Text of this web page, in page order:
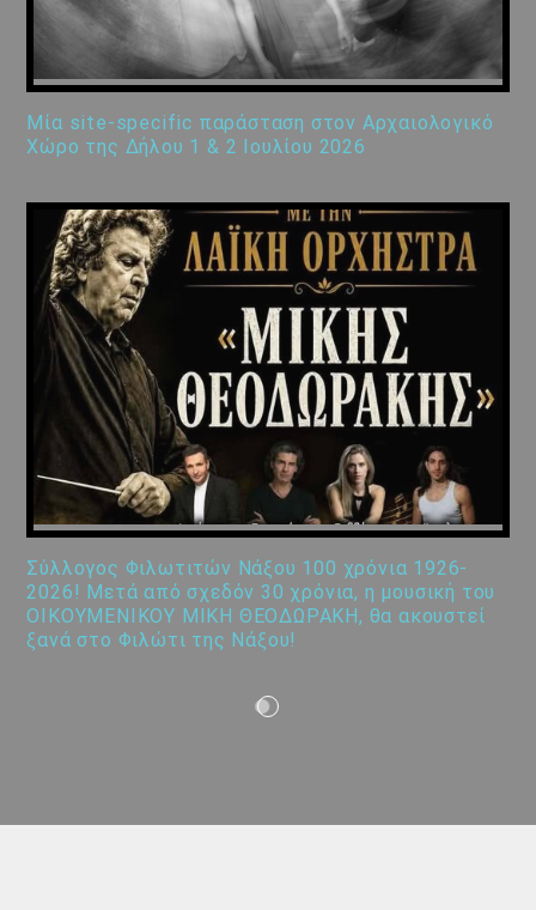
Μία site-specific παράσταση στον Αρχαιολογικό
Χώρο της Δήλου 1 & 2 Ιουλίου 2026
Σύλλογος Φιλωτιτών Νάξου 100 χρόνια 1926-
2026! Μετά από σχεδόν 30 χρόνια, η μουσική του
ΟΙΚΟΥΜΕΝΙΚΟΥ ΜΙΚΗ ΘΕΟΔΩΡΑΚΗ, θα ακουστεί
ξανά στο Φιλώτι της Νάξου!